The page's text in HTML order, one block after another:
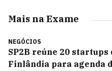
Mais na Exame
NEGÓCIOS
SP2B reúne 20 startups
Finlândia para agenda